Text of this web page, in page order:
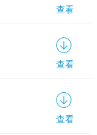
查看
查看
查看